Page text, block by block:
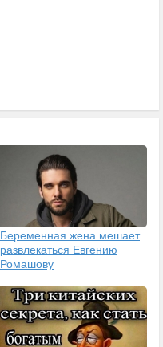
Беременная жена мешает
развлекаться Евгению
Ромашову